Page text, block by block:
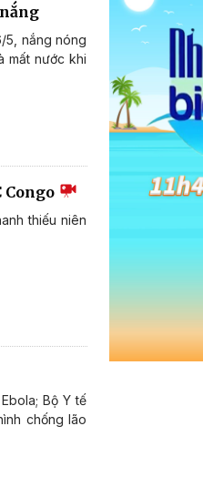
5, nắng nóng
mất nước khi
Congo
thiếu niên
Bộ Y tế
chống lão